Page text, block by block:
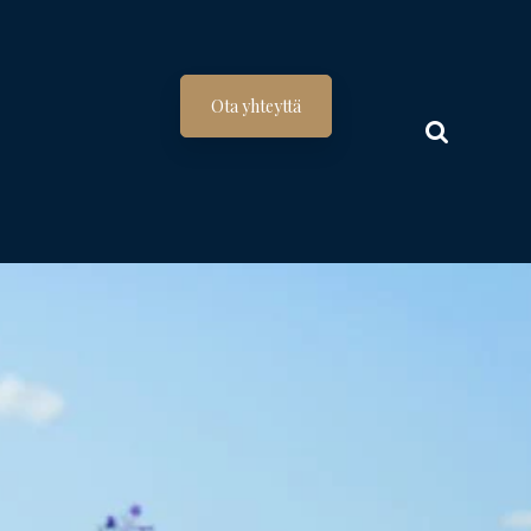
Ota yhteyttä